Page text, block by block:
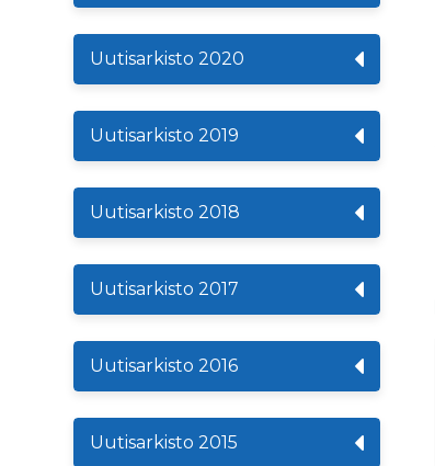
Uutisarkisto 2020
Uutisarkisto 2019
Uutisarkisto 2018
Uutisarkisto 2017
Uutisarkisto 2016
Uutisarkisto 2015